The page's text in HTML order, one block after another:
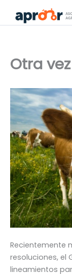
Otra
Recientemente
resoluciones, el
lineamientos